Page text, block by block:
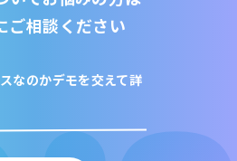
ご相談ください
なのかデモを交えて詳